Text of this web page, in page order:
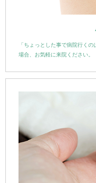
「ちょっとした事で病院行く
場合、お気軽に来院ください。